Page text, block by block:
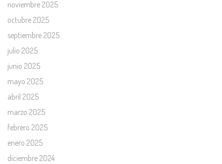
noviembre 2025
octubre 2025
septiembre 2025
julio 2025
junio 2025
mayo 2025
abril 2025
marzo 2025
febrero 2025
enero 2025
diciembre 2024